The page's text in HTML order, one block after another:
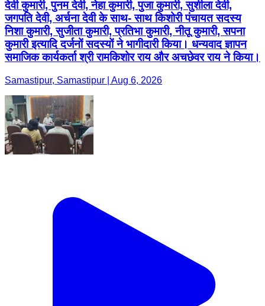
देवी कुमारी, पुनम देवी, नेहा कुमारी, पुजा कुमारी, सुशीला देवी,
जगपति देवी, अर्चना देवी के साथ- साथ किशोरी पंचायत सदस्य
निशा कुमारी, सुजीता कुमारी, प्रतिभा कुमारी, नीतू कुमारी, सपना
कुमारी इत्यादि दर्जनों सदस्यों ने भागीदारी किया। धन्यवाद ज्ञापन
समाजिक कार्यकर्ता श्री रामकिशोर राय और अचछेवर राय ने किया।
Samastipur, Samastipur | Aug 6, 2026